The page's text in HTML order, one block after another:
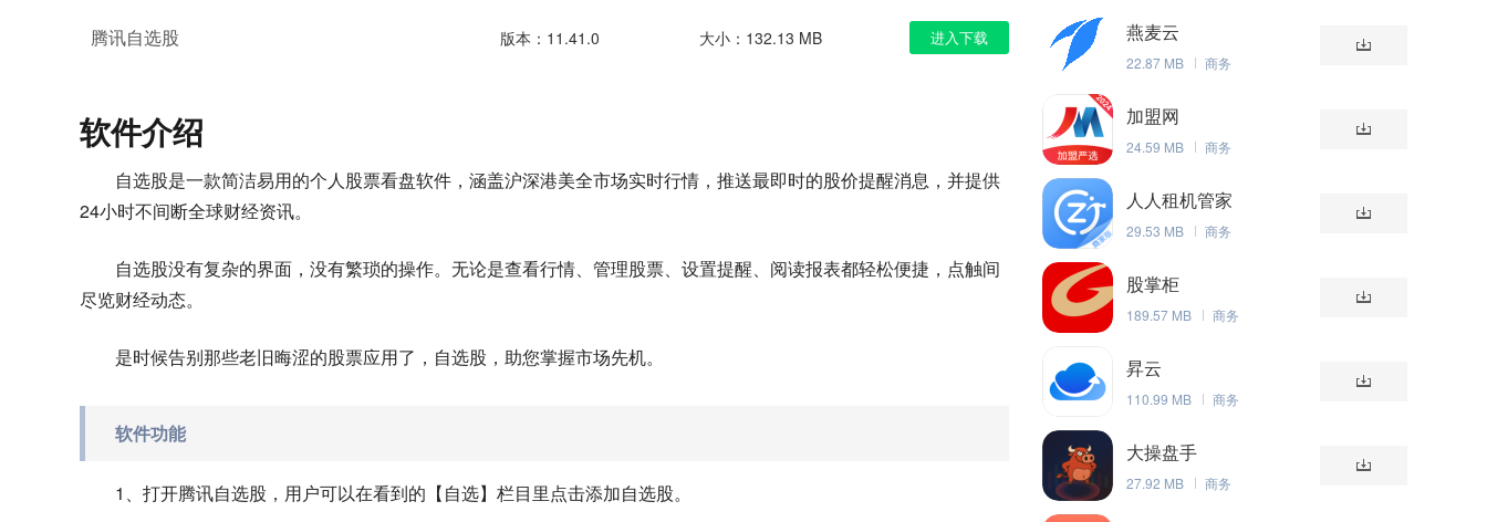
腾讯自选股 版本：11.41.0 大小：132.13 MB 进入下载
软件介绍
自选股是一款简洁易用的个人股票看盘软件，涵盖沪深港美全市场实时行情，推送最即时的股价提醒消息，并提供
24小时不间断全球财经资讯。
自选股没有复杂的界面，没有繁琐的操作。无论是查看行情、管理股票、设置提醒、阅读报表都轻松便捷，点触间
尽览财经动态。
是时候告别那些老旧晦涩的股票应用了，自选股，助您掌握市场先机。
软件功能
1、打开腾讯自选股，用户可以在看到的【自选】栏目里点击添加自选股。
燕麦云
22.87 MB 商务
加盟网
24.59 MB 商务
人人租机管家
29.53 MB 商务
股掌柜
189.57 MB 商务
昇云
110.99 MB 商务
大操盘手
27.92 MB 商务